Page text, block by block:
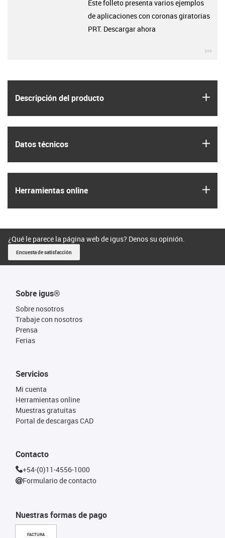
Descripción del producto
Datos técnicos
Herramientas online
Este folleto presenta varios ejemplos
de aplicaciones con coronas giratorias
PRT. Descargar ahora
¿Qué le parece la página web de igus? Denos su opinión.
Encuesta de satisfacción
Sobre igus®
Sobre nosotros
Trabaje con nosotros
Prensa
Ferias
Nuestras formas de pago
FACTURA
Servicios
Mi cuenta
Herramientas online
Muestras gratuitas
Portal de descargas CAD
Contacto
+54-(0)11-4556-1000
Formulario de contacto